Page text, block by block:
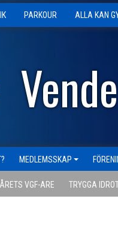
PARKOUR ALLA KAN
MEDLEMSSKAP
ÅRETS VGF-ARE TRYGGA